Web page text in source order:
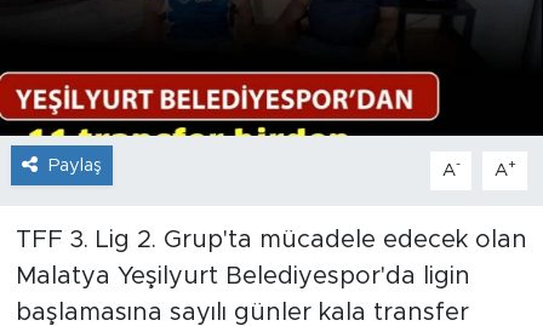
Paylaş A- A+
TFF 3. Lig 2. Grup'ta mücadele edecek olan
Malatya Yeşilyurt Belediyespor'da ligin
başlamasına sayılı günler kala transfer
Spor
Yazıhan
Yeşilyurt